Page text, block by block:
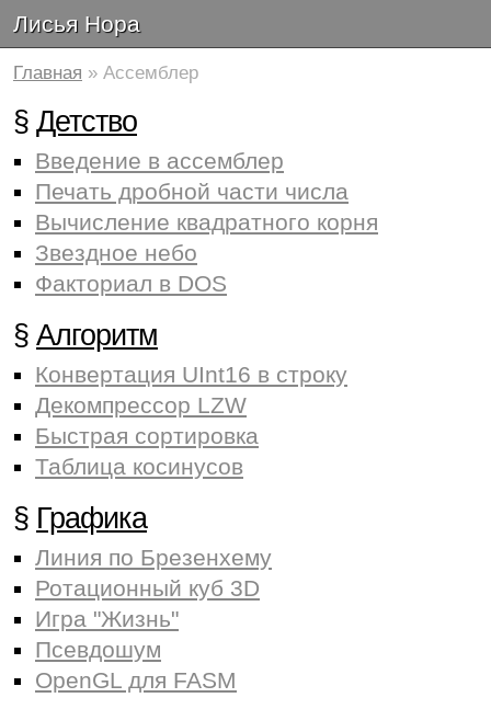
Лисья Нора
Главная » Ассемблер
§ Детство
Введение в ассемблер
Печать дробной части числа
Вычисление квадратного корня
Звездное небо
Факториал в DOS
§ Алгоритм
Конвертация UInt16 в строку
Декомпрессор LZW
Быстрая сортировка
Таблица косинусов
§ Графика
Линия по Брезенхему
Ротационный куб 3D
Игра "Жизнь"
Псевдошум
OpenGL для FASM